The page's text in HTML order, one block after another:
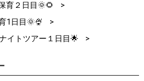
育２日目🌞🌻
1日目🌞🍨
イトツアー１日目🌟